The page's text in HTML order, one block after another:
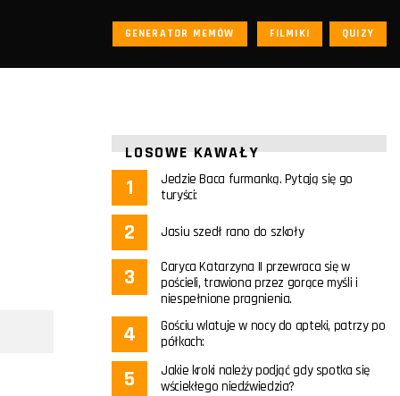
GENERATOR MEMÓW FILMIKI QUIZY
LOSOWE KAWAŁY
Jedzie Baca furmanką. Pytają się go
turyści:
Jasiu szedł rano do szkoły
Caryca Katarzyna II przewraca się w
pościeli, trawiona przez gorące myśli i
niespełnione pragnienia.
Gościu wlatuje w nocy do apteki, patrzy po
półkach:
Jakie kroki należy podjąć gdy spotka się
wściekłego niedźwiedzia?